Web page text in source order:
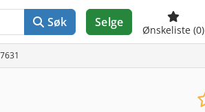
Søk Selge
Ønskeliste (0)